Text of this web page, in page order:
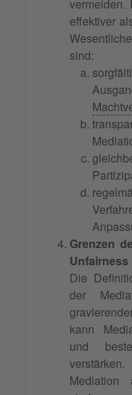
vermeiden.
effektiver
sind:
Grenzen
Unfairness
Die
der
kann
und
Mediation